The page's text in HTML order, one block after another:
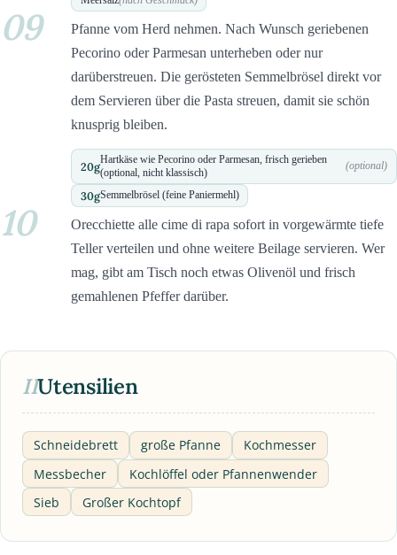
09
Pfanne vom Herd nehmen. Nach Wunsch geriebenen
Pecorino oder Parmesan unterheben oder nur
darüberstreuen. Die gerösteten Semmelbrösel direkt vor
dem Servieren über die Pasta streuen, damit sie schön
knusprig bleiben.
20gHartkäse wie Pecorino oder Parmesan, frisch gerieben
(optional, nicht klassisch)
(optional)
30gSemmelbrösel (feine Paniermehl)
10
Orecchiette alle cime di rapa sofort in vorgewärmte tiefe
Teller verteilen und ohne weitere Beilage servieren. Wer
mag, gibt am Tisch noch etwas Olivenöl und frisch
gemahlenen Pfeffer darüber.
IIUtensilien
Schneidebrett große Pfanne
Kochmesser
Messbecher
Kochlöffel oder Pfannenwender
Sieb
Großer Kochtopf